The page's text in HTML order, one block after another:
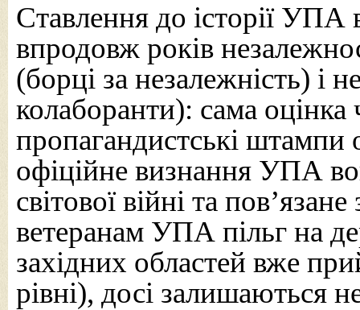
Ставлення до історії УПА
впродовж років
(борці за незалежність) і
колаборанти): сама оцінка
пропагандистські
офіційне визнання УПА
світової війні та
ветеранам УПА пільг на
західних областей вже
рівні), досі залишаються